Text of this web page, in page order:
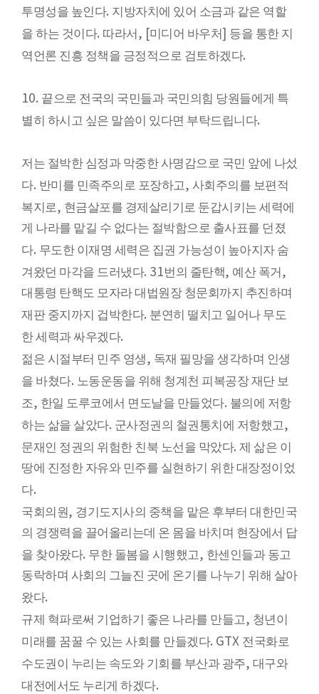
투명성을 높인다. 지방자치에 있어 소금과 같은 역할
을 하는 것이다. 따라서 , [미디어 바우처] 등을 통한 지
역언론 진흥 정책을 긍정적으로 검토하겠다.
10. 끝으로 전국의 국민들과 국민의힘 당원들에게 특
별히 하시고 싶은 말씀이 있다면 부탁드립니다.
저는 절박한 심정과 막중한 사명감으로 국민 앞에 나섰
다. 반미를 민족주의로 포장하고, 사회주의를 보편적
복지로, 현금살포를 경제살리기로 둔갑시키는 세력에
게 나라를 맡길 수 없다는 절박함으로 출사표를 던졌
다. 무도한 이재명 세력은 집권 가능성이 높아지자 숨
겨왔던 마각을 드러냈다. 31번의 줄탄핵, 예산 폭거 ,
대통령 탄핵도 모자라 대법원장 청문회까지 추진하며
재판 중지까지 겁박한다. 분연히 떨치고 일어나 무도
한 세력과 싸우겠다.
젊은 시절부터 민주 영생, 독재 필망을 생각하며 인생
을 바쳤다. 노동운동을 위해 청계천 피복공장 재단 보
조, 한일 도루코에서 면도날을 만들었다. 불의에 저항
하는 삶을 살았다. 군사정권의 철권통치에 저항했고,
문재인 정권의 위험한 친북 노선을 막았다. 제 삶은 이
땅에 진정한 자유와 민주를 실현하기 위한 대장정이었
다.
국회의원, 경기도지사의 중책을 맡은 후부터 대한민국
의 경쟁력을 끌어올리는데 온 몸을 바치며 현장에서 답
을 찾아왔다. 무한 돌봄을 시행했고, 한센인들과 동고
동락하며 사회의 그늘진 곳에 온기를 나누기 위해 살아
왔다.
규제 혁파로써 기업하기 좋은 나라를 만들고, 청년이
미래를 꿈꿀 수 있는 사회를 만들겠다. GTX 전국화로
수도권이 누리는 속도와 기회를 부산과 광주, 대구와
대전에서도 누리게 하겠다.